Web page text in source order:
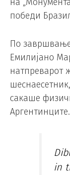
победи
По
Емилијано
натпреварот
сакаше
Аргентинците.
in